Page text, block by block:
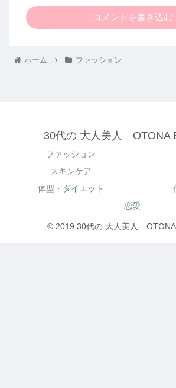
コメントを書き込む
ホーム ファッション
30代の 大人美人 OTONA
ファッション
スキンケア
体型・ダイエット
恋愛
© 2019 30代の 大人美人 OTONA